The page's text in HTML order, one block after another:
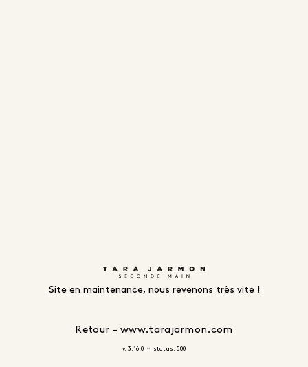
Site en maintenance, nous revenons très vite !
Retour - www.tarajarmon.com
v. 3.16.0 - status: 500